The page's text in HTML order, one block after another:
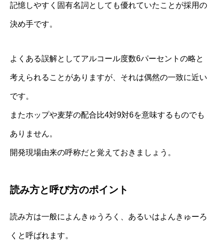
記憶しやすく固有名詞としても優れていたことが採用の
決め手です。
よくある誤解としてアルコール度数6パーセントの略と
考えられることがありますが、それは偶然の一致に近い
です。
またホップや麦芽の配合比4対9対6を意味するものでも
ありません。
開発現場由来の呼称だと覚えておきましょう。
読み方と呼び方のポイント
読み方は一般によんきゅうろく、あるいはよんきゅーろ
くと呼ばれます。